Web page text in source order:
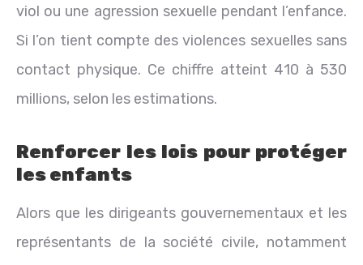
viol ou une agression sexuelle pendant l’enfance.
Si l’on tient compte des violences sexuelles sans
contact physique. Ce chiffre atteint 410 à 530
millions, selon les estimations.
Renforcer les lois pour protéger
les enfants
Alors que les dirigeants gouvernementaux et les
représentants de la société civile, notamment